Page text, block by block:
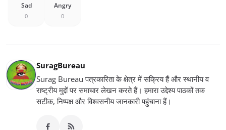
Sad
0
Angry
0
SuragBureau
Surag Bureau पत्रकारिता के क्षेत्र में सक्रिय हैं और स्थानीय व
राष्ट्रीय मुद्दों पर समाचार लेखन करते हैं। हमारा उद्देश्य पाठकों तक
सटीक, निष्पक्ष और विश्वसनीय जानकारी पहुंचाना हैं।